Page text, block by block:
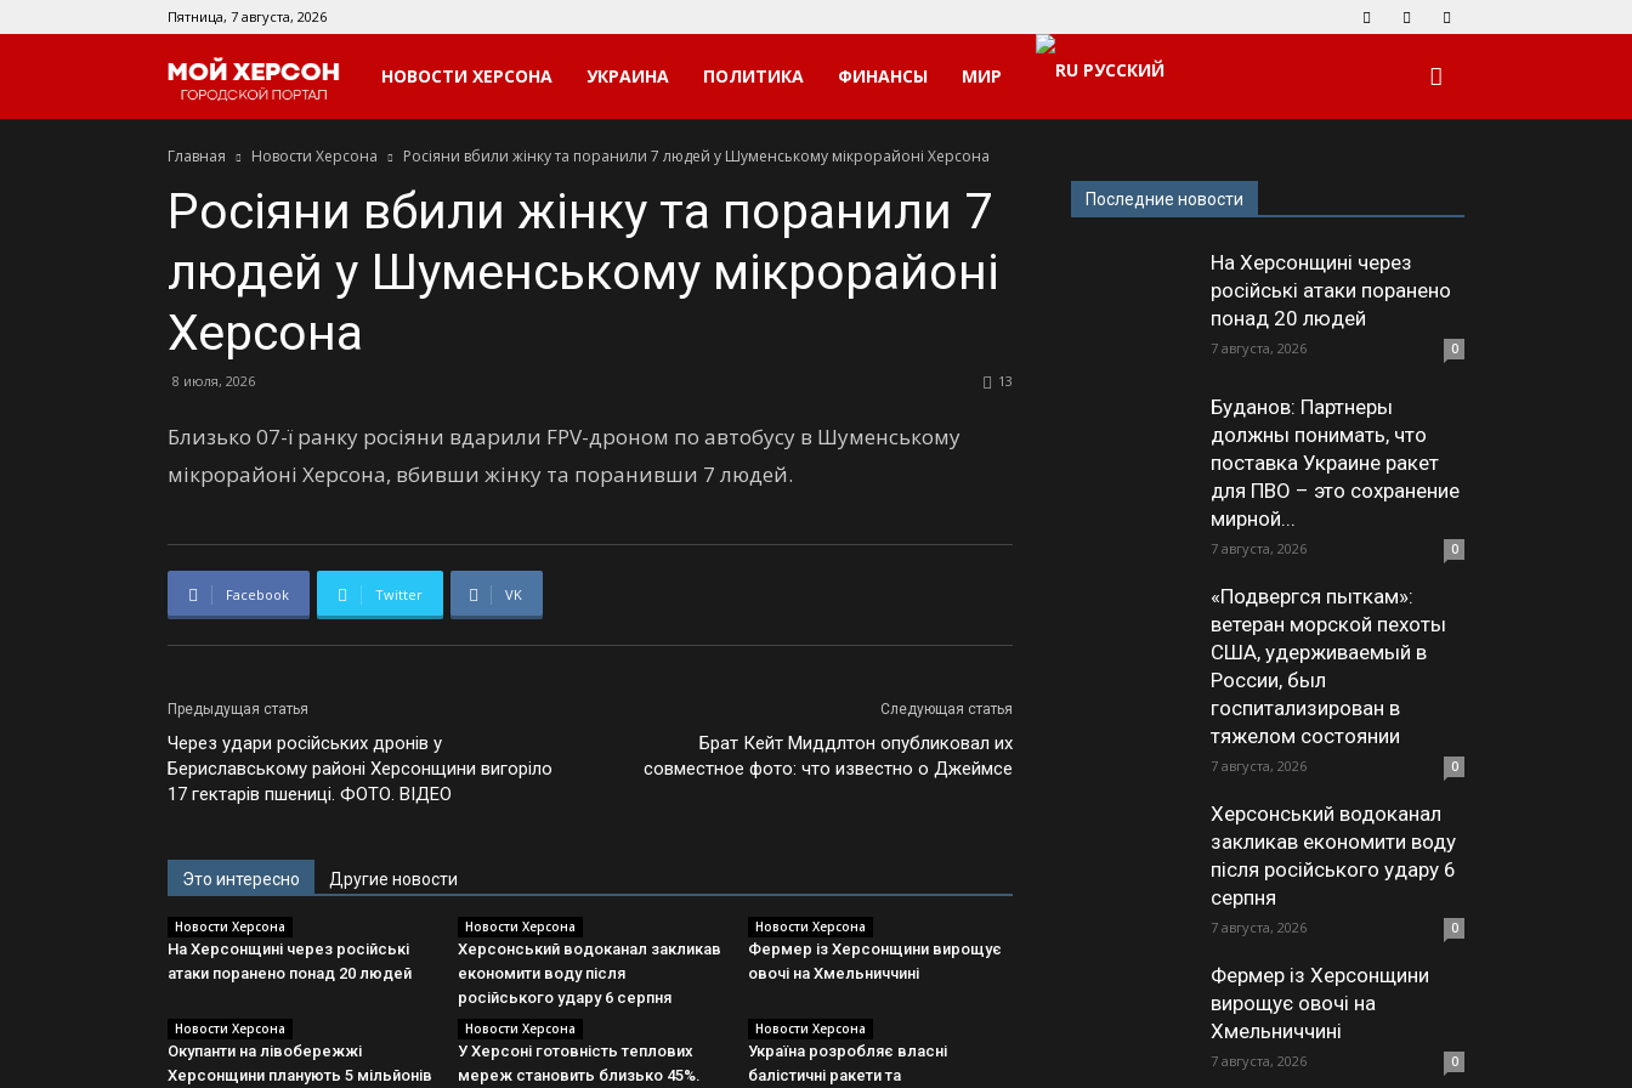
Пятница, 7 августа, 2026
Мой
Херсон
НОВОСТИ ХЕРСОНА УКРАИНА ПОЛИТИКА ФИНАНСЫ МИР РУССКИЙ
Главная Новости Херсона Росіяни вбили жінку та поранили 7 людей у Шуменському мікрорайоні Херсона
Росіяни вбили жінку та поранили 7
людей у Шуменському мікрорайоні
Херсона
8 июля, 2026 13
Близько 07-ї ранку росіяни вдарили FPV-дроном по автобусу в Шуменському
мікрорайоні Херсона, вбивши жінку та поранивши 7 людей.
Facebook Twitter VK
Предыдущая статья
Через удари російських дронів у
Бериславському районі Херсонщини вигоріло
17 гектарів пшениці. ФОТО. ВІДЕО
Следующая статья
Брат Кейт Миддлтон опубликовал их
совместное фото: что известно о Джеймсе
Это интересно Другие новости
Новости Херсона
На Херсонщині через російські
атаки поранено понад 20 людей
Новости Херсона
Херсонський водоканал закликав
економити воду після
російського удару 6 серпня
Новости Херсона
Фермер із Херсонщини вирощує
овочі на Хмельниччині
Новости Херсона
Окупанти на лівобережжі
Херсонщини планують 5 мільйонів
Новости Херсона
У Херсоні готовність теплових
мереж становить близько 45%.
Новости Херсона
Україна розробляє власні
балістичні ракети та
Последние новости
На Херсонщині через
російські атаки поранено
понад 20 людей
7 августа, 2026 0
Буданов: Партнеры
должны понимать, что
поставка Украине ракет
для ПВО – это сохранение
мирной...
7 августа, 2026 0
«Подвергся пыткам»:
ветеран морской пехоты
США, удерживаемый в
России, был
госпитализирован в
тяжелом состоянии
7 августа, 2026 0
Херсонський водоканал
закликав економити воду
після російського удару 6
серпня
7 августа, 2026 0
Фермер із Херсонщини
вирощує овочі на
Хмельниччині
7 августа, 2026 0